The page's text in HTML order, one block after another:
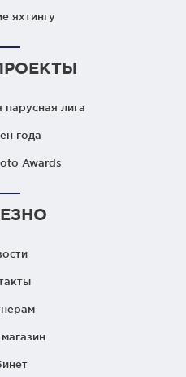
яхтингу
парусная лига
года
Awards